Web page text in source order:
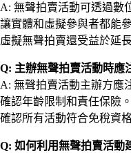
A: 無聲拍賣活動可透過數
讓實體和虛擬參與者都能
虛擬無聲拍賣還受益於延
Q: 主辦無聲拍賣活動時應
A: 無聲拍賣活動主辦方應
確認年齡限制和責任保險
確認所有活動符合免稅資
Q: 如何利用無聲拍賣活動